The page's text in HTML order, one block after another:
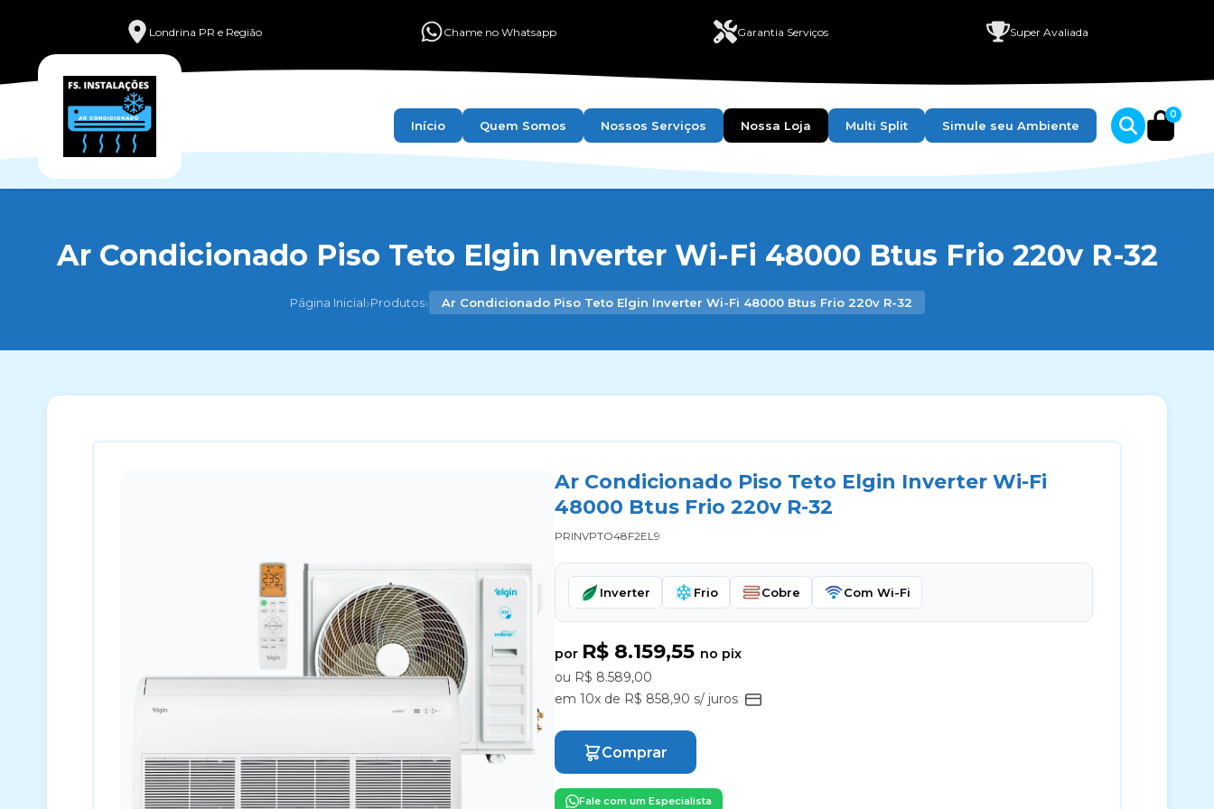
Londrina PR e Região Chame no Whatsapp Garantia Serviços Super Avaliada
Início Quem Somos Nossos Serviços Nossa Loja Multi Split Simule seu Ambiente
0
Ar Condicionado Piso Teto Elgin Inverter Wi-Fi 48000 Btus Frio 220v R-32
Página Inicial›Produtos› Ar Condicionado Piso Teto Elgin Inverter Wi-Fi 48000 Btus Frio 220v R-32
Ar Condicionado Piso Teto Elgin Inverter Wi-Fi
48000 Btus Frio 220v R-32
PRINVPTO48F2EL9
Inverter Frio Cobre Com Wi-Fi
por R$ 8.159,55 no pix
ou R$ 8.589,00
em 10x de R$ 858,90 s/ juros
Comprar
Fale com um Especialista